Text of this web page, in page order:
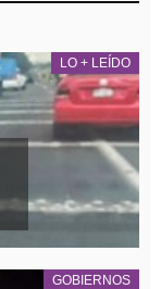
LO + LEÍDO
GOBIERNOS